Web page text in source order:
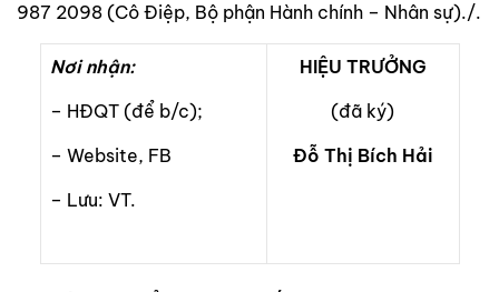
987 2098 (Cô Điệp, Bộ phận Hành chính – Nhân sự)./.
Nơi nhận:
– HĐQT (để b/c);
– Website, FB
– Lưu: VT.
HIỆU TRƯỞNG
(đã ký)
Đỗ Thị Bích Hải